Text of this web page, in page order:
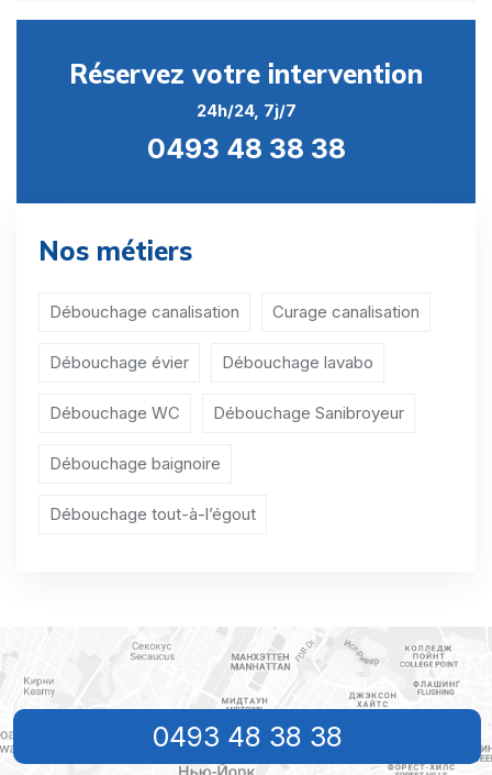
Débouchage canalisation Bailleul
Débouchage canalisation Barry
Débouchage canalisation Beclers
Débouchage canalisation Blandain
Débouchage canalisation Callenelle
Débouchage canalisation Calonne
Réservez votre intervention
24h/24, 7j/7
0493 48 38 38
Nos métiers
Débouchage canalisation Curage canalisation
Débouchage évier Débouchage lavabo
Débouchage WC Débouchage Sanibroyeur
Débouchage baignoire
Débouchage tout-à-l’égout
0493 48 38 38